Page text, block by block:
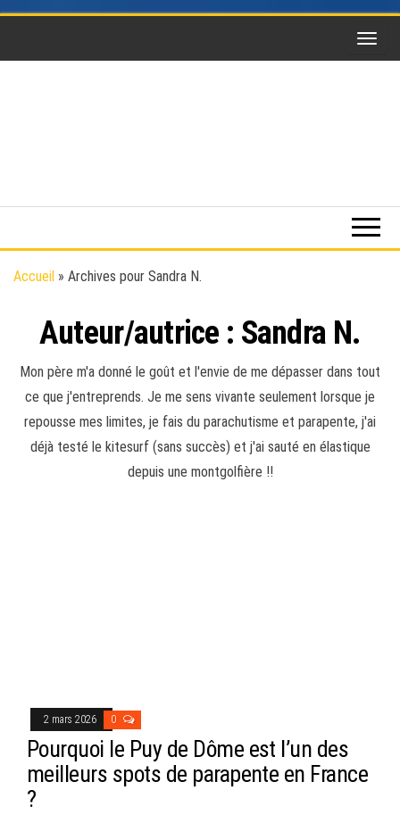
extrême,
Wingsuit
Accueil » Archives pour Sandra N.
Auteur/autrice : Sandra N.
Mon père m'a donné le goût et l'envie de me dépasser dans tout
ce que j'entreprends. Je me sens vivante seulement lorsque je
repousse mes limites, je fais du parachutisme et parapente, j'ai
déjà testé le kitesurf (sans succès) et j'ai sauté en élastique
depuis une montgolfière !!
2 mars 2026 0
Pourquoi le Puy de Dôme est l’un des
meilleurs spots de parapente en France
?